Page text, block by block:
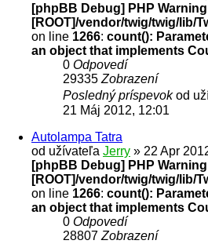
[phpBB Debug] PHP Warning
[ROOT]/vendor/twig/twig/lib/
on line 1266: count():
an object that implements
0 Odpovedí
29335 Zobrazení
Posledný príspevokod
21 Máj 2012, 12:01
Autolampa Tatra
od užívateľa Jerry » 22 Apr
[phpBB Debug] PHP Warning
[ROOT]/vendor/twig/twig/lib/
on line 1266: count():
an object that implements
0 Odpovedí
28807 Zobrazení